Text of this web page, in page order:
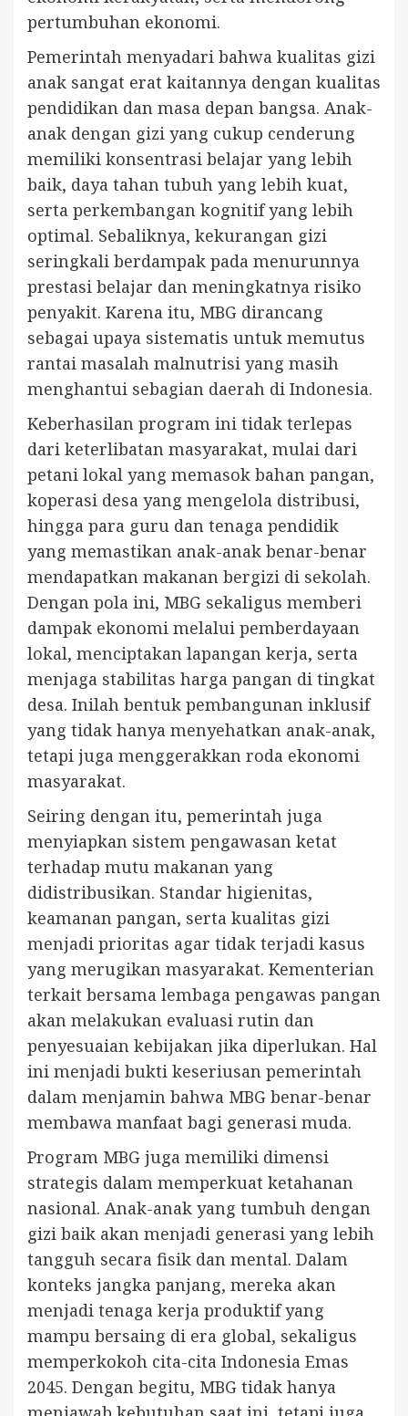
pertumbuhan ekonomi.
Pemerintah menyadari bahwa kualitas gizi
anak sangat erat kaitannya dengan kualitas
pendidikan dan masa depan bangsa. Anak-
anak dengan gizi yang cukup cenderung
memiliki konsentrasi belajar yang lebih
baik, daya tahan tubuh yang lebih kuat,
serta perkembangan kognitif yang lebih
optimal. Sebaliknya, kekurangan gizi
seringkali berdampak pada menurunnya
prestasi belajar dan meningkatnya risiko
penyakit. Karena itu, MBG dirancang
sebagai upaya sistematis untuk memutus
rantai masalah malnutrisi yang masih
menghantui sebagian daerah di Indonesia.
Keberhasilan program ini tidak terlepas
dari keterlibatan masyarakat, mulai dari
petani lokal yang memasok bahan pangan,
koperasi desa yang mengelola distribusi,
hingga para guru dan tenaga pendidik
yang memastikan anak-anak benar-benar
mendapatkan makanan bergizi di sekolah.
Dengan pola ini, MBG sekaligus memberi
dampak ekonomi melalui pemberdayaan
lokal, menciptakan lapangan kerja, serta
menjaga stabilitas harga pangan di tingkat
desa. Inilah bentuk pembangunan inklusif
yang tidak hanya menyehatkan anak-anak,
tetapi juga menggerakkan roda ekonomi
masyarakat.
Seiring dengan itu, pemerintah juga
menyiapkan sistem pengawasan ketat
terhadap mutu makanan yang
didistribusikan. Standar higienitas,
keamanan pangan, serta kualitas gizi
menjadi prioritas agar tidak terjadi kasus
yang merugikan masyarakat. Kementerian
terkait bersama lembaga pengawas pangan
akan melakukan evaluasi rutin dan
penyesuaian kebijakan jika diperlukan. Hal
ini menjadi bukti keseriusan pemerintah
dalam menjamin bahwa MBG benar-benar
membawa manfaat bagi generasi muda.
Program MBG juga memiliki dimensi
strategis dalam memperkuat ketahanan
nasional. Anak-anak yang tumbuh dengan
gizi baik akan menjadi generasi yang lebih
tangguh secara fisik dan mental. Dalam
konteks jangka panjang, mereka akan
menjadi tenaga kerja produktif yang
mampu bersaing di era global, sekaligus
memperkokoh cita-cita Indonesia Emas
2045. Dengan begitu, MBG tidak hanya